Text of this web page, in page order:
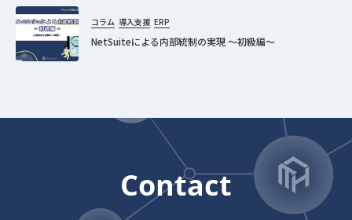
コラム 導入支援 ERP
NetSuiteによる内部統制の実現 ～初級編～
Contact